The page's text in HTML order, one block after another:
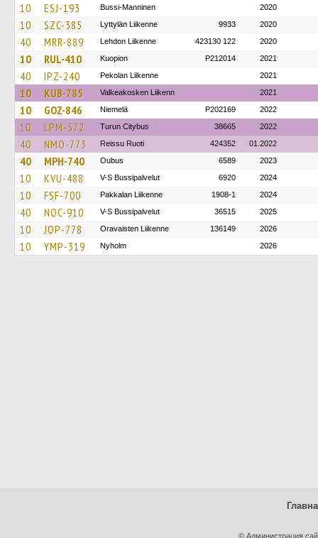
10 ESJ-193 Bussi-Manninen 2020
10 SZC-385 Lyttylän Liikenne 9933 2020
40 MRR-889 Lehdon Liikenne 423130 122 2020
10 RUL-410 Kuopion P212014 2021
40 IPZ-240 Pekolan Liikenne 2021
10 KUB-785 Valkeakosken Liikenn 2021
10 GOZ-846 Niemelä P202169 2022
10 LPM-572 Turun Citybus 38665 2022
40 NMO-773 Reissu Ruoti 424352 01.2022
40 MPH-740 Oubus 6589 2023
10 KVU-488 V-S Bussipalvelut 6920 2024
10 FSF-700 Pakkalan Liikenne 1908-1 2024
40 NOC-910 V-S Bussipalvelut 36515 2025
10 JOP-778 Oravaisten Liikenne 136149 2026
10 YMP-319 Nyholm 2026
© Администрация